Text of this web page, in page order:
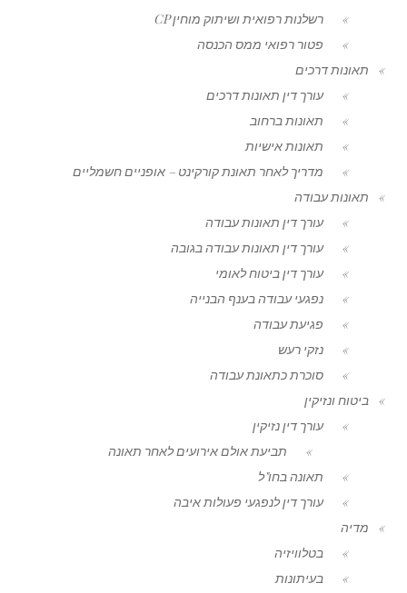
רשלנות רפואית ושיתוק מוחין CP
פטור רפואי ממס הכנסה
תאונות דרכים
עורך דין תאונות דרכים
תאונות ברחוב
תאונות אישיות
מדריך לאחר תאונת קורקינט – אופניים חשמליים
תאונות עבודה
עורך דין תאונות עבודה
עורך דין תאונות עבודה בגובה
עורך דין ביטוח לאומי
נפגעי עבודה בענף הבנייה
פגיעת עבודה
נזקי רעש
סוכרת כתאונת עבודה
ביטוח ונזיקין
עורך דין נזיקין
תביעת אולם אירועים לאחר תאונה
תאונה בחו"ל
עורך דין לנפגעי פעולות איבה
מדיה
בטלוויזיה
בעיתונות